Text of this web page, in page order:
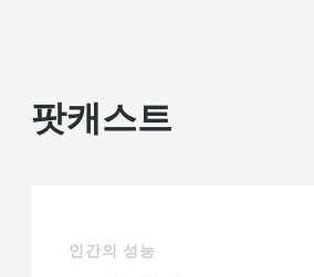
팟캐스트
인간의 성능